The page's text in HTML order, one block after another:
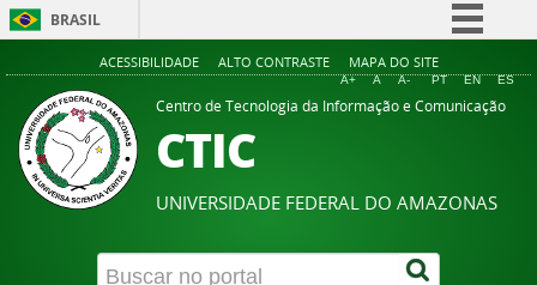
BRASIL
Simplifique!
Comunica BR
Legislação
Canais
ACESSIBILIDADE ALTO CONTRASTE MAPA DO SITE
A+ A A- PT EN ES
Centro de Tecnologia da Informação e Comunicação
CTIC
UNIVERSIDADE FEDERAL DO AMAZONAS